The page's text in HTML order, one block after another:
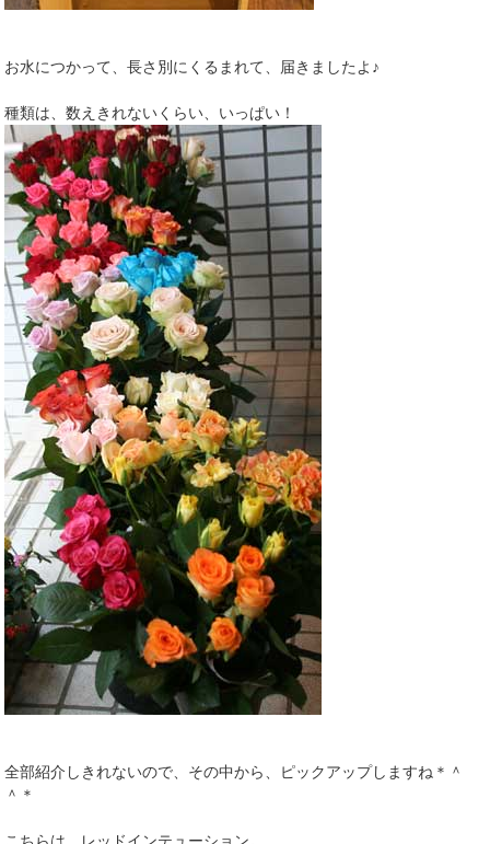
お水につかって、長さ別にくるまれて、届きましたよ♪
種類は、数えきれないくらい、いっぱい！
全部紹介しきれないので、その中から、ピックアップしますね＊＾
＾＊